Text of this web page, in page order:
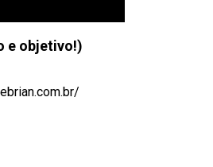
e objetivo!)